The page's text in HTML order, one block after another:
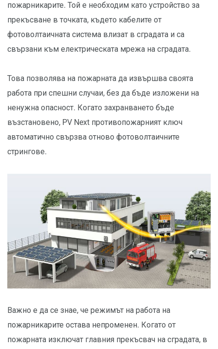
пожарникарите. Той е необходим като устройство за
прекъсване в точката, където кабелите от
фотоволтаичната система влизат в сградата и са
свързани към електрическата мрежа на сградата.
Това позволява на пожарната да извършва своята
работа при спешни случаи, без да бъде изложени на
ненужна опасност. Когато захранването бъде
възстановено, PV Next противопожарният ключ
автоматично свързва отново фотоволтаичните
стрингове.
Важно е да се знае, че режимът на работа на
пожарникарите остава непроменен. Когато от
пожарната изключат главния прекъсвач на сградата, в